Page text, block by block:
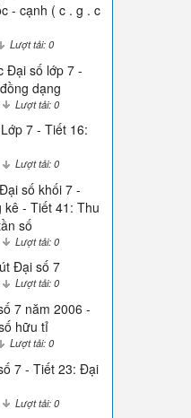
- cạnh ( c . g . c
Lượt tải: 0
Đại số lớp 7 -
dạng
Lượt tải: 0
7 - Tiết 16:
Lượt tải: 0
số khối 7 -
- Tiết 41: Thu
số
Lượt tải: 0
Đại số 7
Lượt tải: 0
7 năm 2006 -
hữu tỉ
Lượt tải: 0
7 - Tiết 23: Đại
Lượt tải: 0